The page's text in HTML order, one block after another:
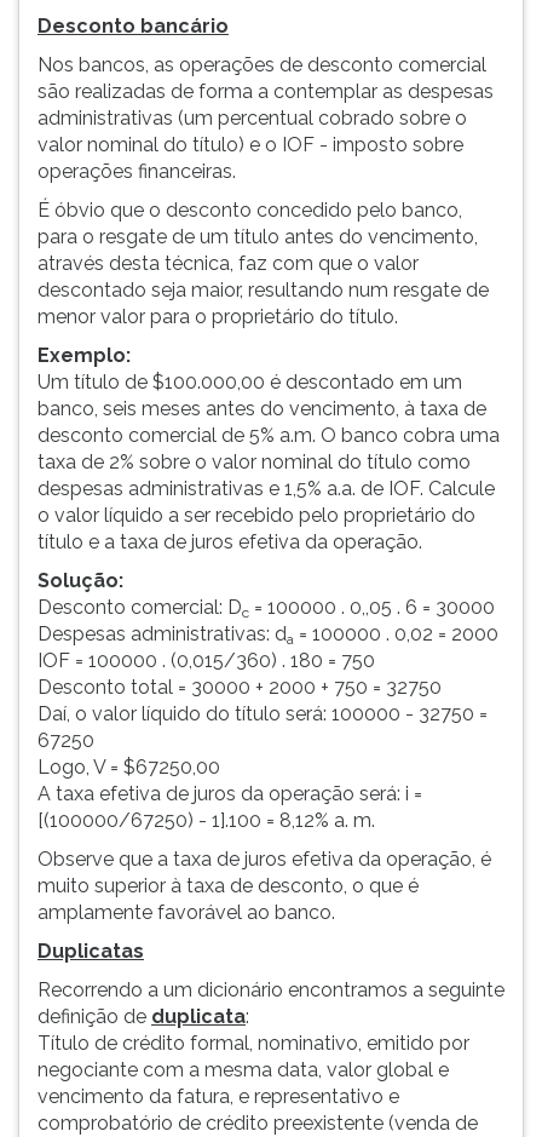
Pressione
ouvir
essa
instrução
novamente.
Desconto bancário
Nos bancos, as operações de desconto comercial
são realizadas de forma a contemplar as despesas
administrativas (um percentual cobrado sobre o
valor nominal do título) e o IOF - imposto sobre
operações financeiras.
É óbvio que o desconto concedido pelo banco,
para o resgate de um título antes do vencimento,
através desta técnica, faz com que o valor
descontado seja maior, resultando num resgate de
menor valor para o proprietário do título.
Exemplo:
Um título de $100.000,00 é descontado em um
banco, seis meses antes do vencimento, à taxa de
desconto comercial de 5% a.m. O banco cobra uma
taxa de 2% sobre o valor nominal do título como
despesas administrativas e 1,5% a.a. de IOF. Calcule
o valor líquido a ser recebido pelo proprietário do
título e a taxa de juros efetiva da operação.
Solução:
Desconto comercial: Dc = 100000 . 0,,05 . 6 = 30000
Despesas administrativas: da = 100000 . 0,02 = 2000
IOF = 100000 . (0,015/360) . 180 = 750
Desconto total = 30000 + 2000 + 750 = 32750
Daí, o valor líquido do título será: 100000 - 32750 =
67250
Logo, V = $67250,00
A taxa efetiva de juros da operação será: i =
[(100000/67250) - 1].100 = 8,12% a. m.
Observe que a taxa de juros efetiva da operação, é
muito superior à taxa de desconto, o que é
amplamente favorável ao banco.
Duplicatas
Recorrendo a um dicionário encontramos a seguinte
definição de duplicata:
Título de crédito formal, nominativo, emitido por
negociante com a mesma data, valor global e
vencimento da fatura, e representativo e
comprobatório de crédito preexistente (venda de